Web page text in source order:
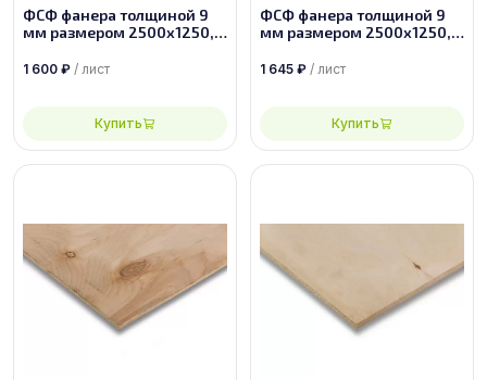
ФСФ фанера толщиной 9
мм размером 2500х1250,
1 600 ₽ / лист
Купить
ФСФ фанера толщиной 9
мм размером 2500х1250,
1 645 ₽ / лист
Купить